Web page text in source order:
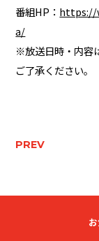
番組HP： https://
a/
※放送日時・内容
ご了承ください。
PREV